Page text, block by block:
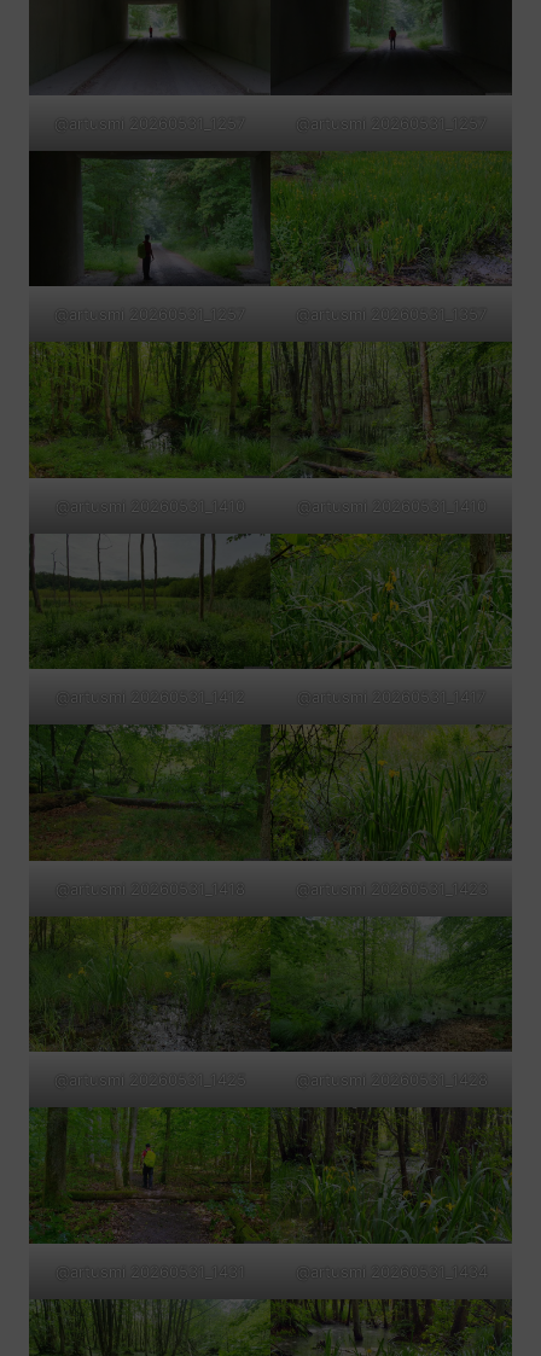
@artusmi 20260531_1257 @artusmi 20260531_1257
@artusmi 20260531_1257 @artusmi 20260531_1357
@artusmi 20260531_1410 @artusmi 20260531_1410
@artusmi 20260531_1412 @artusmi 20260531_1417
@artusmi 20260531_1418 @artusmi 20260531_1423
@artusmi 20260531_1425 @artusmi 20260531_1428
@artusmi 20260531_1431 @artusmi 20260531_1434